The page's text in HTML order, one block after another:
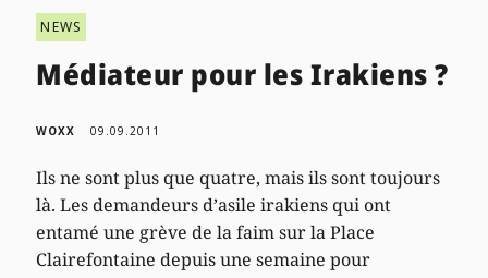
NEWS
Médiateur pour les Irakiens ?
WOXX 09.09.2011
Ils ne sont plus que quatre, mais ils sont toujours
là. Les demandeurs d’asile irakiens qui ont
entamé une grève de la faim sur la Place
Clairefontaine depuis une semaine pour